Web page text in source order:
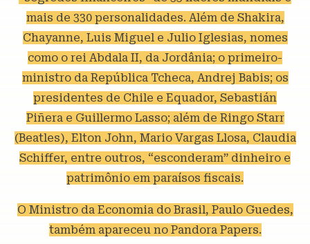
mais de 330 personalidades. Além de Shakira,
Chayanne, Luis Miguel e Julio Iglesias, nomes
como o rei Abdala II, da Jordânia; o primeiro-
ministro da República Tcheca, Andrej Babis; os
presidentes de Chile e Equador, Sebastián
Piñera e Guillermo Lasso; além de Ringo Starr
(Beatles), Elton John, Mario Vargas Llosa, Claudia
Schiffer, entre outros, “esconderam” dinheiro e
patrimônio em paraísos fiscais.
O Ministro da Economia do Brasil, Paulo Guedes,
também apareceu no Pandora Papers.